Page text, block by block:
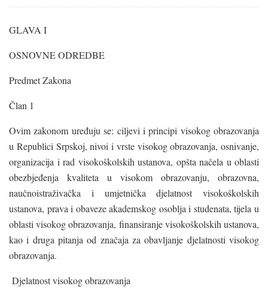
GLAVA I
OSNOVNE ODREDBE
Predmet Zakona
Član 1
Ovim zakonom uređuju se: ciljevi i principi visokog obrazovanja
u Republici Srpskoj, nivoi i vrste visokog obrazovanja, osnivanje,
organizacija i rad visokoškolskih ustanova, opšta načela u oblasti
obezbjeđenja kvaliteta u visokom obrazovanju, obrazovna,
naučnoistraživačka i umjetnička djelatnost visokoškolskih
ustanova, prava i obaveze akademskog osoblja i studenata, tijela u
oblasti visokog obrazovanja, finansiranje visokoškolskih ustanova,
kao i druga pitanja od značaja za obavljanje djelatnosti visokog
obrazovanja.
Djelatnost visokog obrazovanja